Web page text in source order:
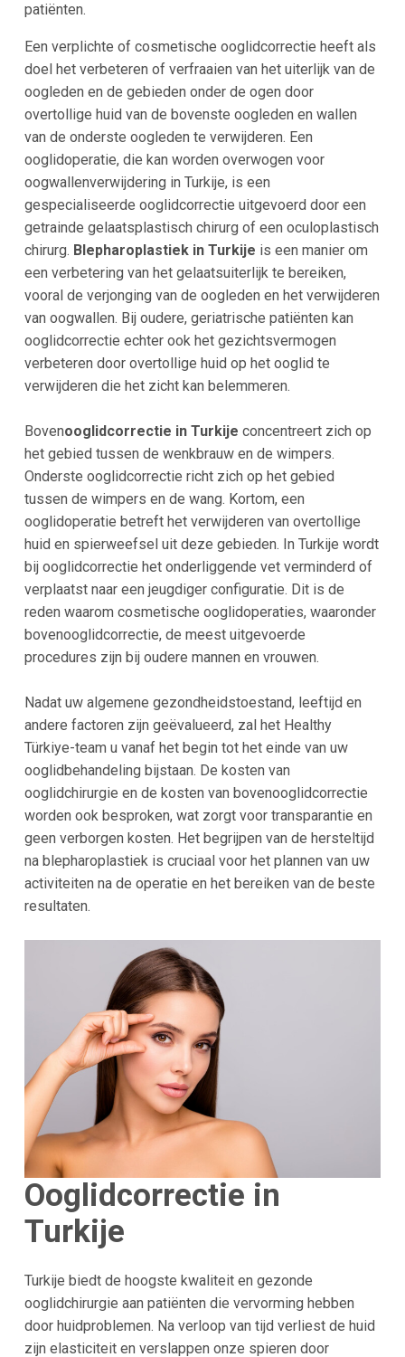
patiënten.
Een verplichte of cosmetische ooglidcorrectie heeft als
doel het verbeteren of verfraaien van het uiterlijk van de
oogleden en de gebieden onder de ogen door
overtollige huid van de bovenste oogleden en wallen
van de onderste oogleden te verwijderen. Een
ooglidoperatie, die kan worden overwogen voor
oogwallenverwijdering in Turkije, is een
gespecialiseerde ooglidcorrectie uitgevoerd door een
getrainde gelaatsplastisch chirurg of een oculoplastisch
chirurg. Blepharoplastiek in Turkije is een manier om
een verbetering van het gelaatsuiterlijk te bereiken,
vooral de verjonging van de oogleden en het verwijderen
van oogwallen. Bij oudere, geriatrische patiënten kan
ooglidcorrectie echter ook het gezichtsvermogen
verbeteren door overtollige huid op het ooglid te
verwijderen die het zicht kan belemmeren.
Bovenooglidcorrectie in Turkije concentreert zich op
het gebied tussen de wenkbrauw en de wimpers.
Onderste ooglidcorrectie richt zich op het gebied
tussen de wimpers en de wang. Kortom, een
ooglidoperatie betreft het verwijderen van overtollige
huid en spierweefsel uit deze gebieden. In Turkije wordt
bij ooglidcorrectie het onderliggende vet verminderd of
verplaatst naar een jeugdiger configuratie. Dit is de
reden waarom cosmetische ooglidoperaties, waaronder
bovenooglidcorrectie, de meest uitgevoerde
procedures zijn bij oudere mannen en vrouwen.
Nadat uw algemene gezondheidstoestand, leeftijd en
andere factoren zijn geëvalueerd, zal het Healthy
Türkiye-team u vanaf het begin tot het einde van uw
ooglidbehandeling bijstaan. De kosten van
ooglidchirurgie en de kosten van bovenooglidcorrectie
worden ook besproken, wat zorgt voor transparantie en
geen verborgen kosten. Het begrijpen van de hersteltijd
na blepharoplastiek is cruciaal voor het plannen van uw
activiteiten na de operatie en het bereiken van de beste
resultaten.
Ooglidcorrectie in
Turkije
Turkije biedt de hoogste kwaliteit en gezonde
ooglidchirurgie aan patiënten die vervorming hebben
door huidproblemen. Na verloop van tijd verliest de huid
zijn elasticiteit en verslappen onze spieren door